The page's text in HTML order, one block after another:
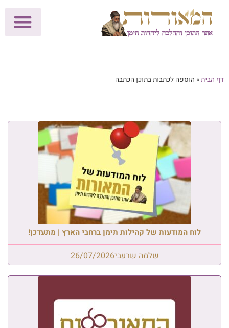
דף הבית» הוספה לכתבות בתוכן הכתבה
לוח המודעות של קהילות תימן ברחבי הארץ | מתעדכן!
שלמה שרעבי26/07/2026